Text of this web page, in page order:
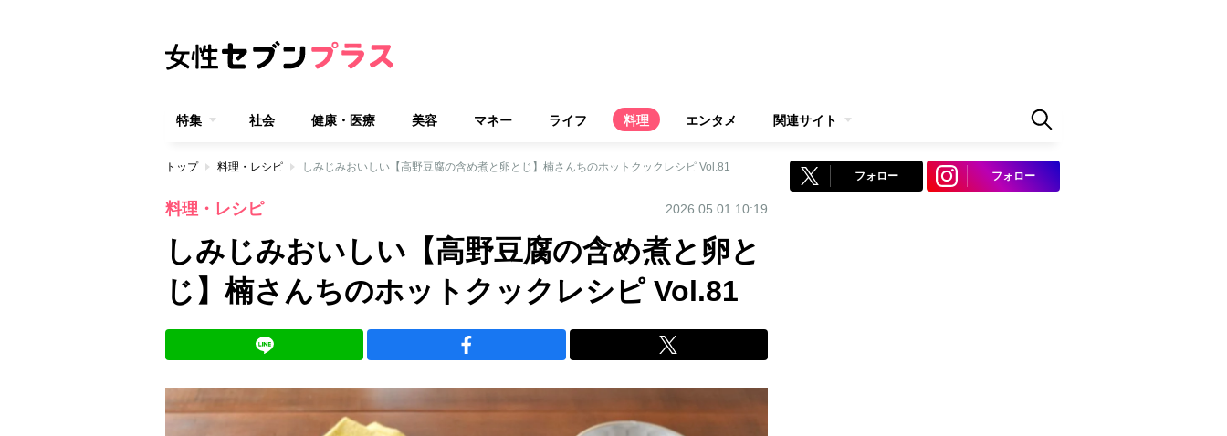
特集 社会 健康・医療 美容 マネー ライフ 料理 エンタメ 関連サイト
トップ 料理・レシピ しみじみおいしい【高野豆腐の含め煮と卵とじ】楠さんちのホットクックレシピ Vol.81
料理・レシピ 2026.05.01 10:19
しみじみおいしい【高野豆腐の含め煮と卵と
じ】楠さんちのホットクックレシピ Vol.81
フォロー フォロー